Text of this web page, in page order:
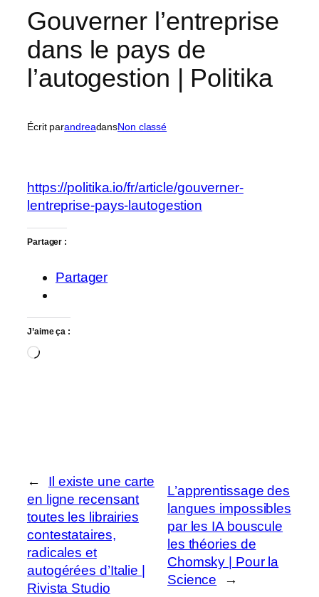
Gouverner l’entreprise
dans le pays de
l’autogestion | Politika
Écrit parandreadansNon classé
https://politika.io/fr/article/gouverner-
lentreprise-pays-lautogestion
Partager :
Partager
J’aime ça :
Chargement…
←
Il existe une carte
en ligne recensant
toutes les librairies
contestataires,
radicales et
autogérées d’Italie |
Rivista Studio
L’apprentissage des
langues impossibles
par les IA bouscule
les théories de
Chomsky | Pour la
Science
→